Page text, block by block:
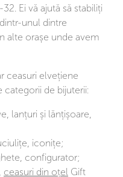
Ei vă ajută să stabiliți
unul dintre
alte orașe unde avem
ceasuri elvețiene
categorii de bijuterii:
lanțuri și lănțișoare,
iconițe;
configurator;
ceasuri din oțel Gift